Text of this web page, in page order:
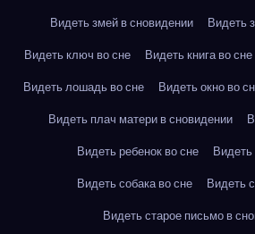
Видеть змей в сновидении
Видеть
Видеть ключ во сне
Видеть книга во сне
Видеть лошадь во сне
Видеть окно во
Видеть плач матери в сновидении
Видеть ребенок во сне
Видеть собака во сне
Видеть
Видеть старое письмо в